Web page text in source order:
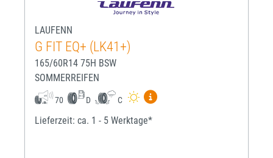
LAUFENN
G FIT EQ+ (LK41+)
165/60R14 75H BSW
SOMMERREIFEN
70 D C
Mehr Informationen zum
Lieferzeit: ca. 1 - 5 Werktage*